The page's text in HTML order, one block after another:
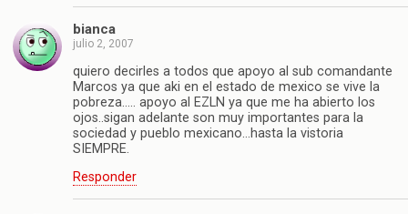
bianca
julio 2, 2007
quiero decirles a todos que apoyo al sub comandante
Marcos ya que aki en el estado de mexico se vive la
pobreza….. apoyo al EZLN ya que me ha abierto los
ojos..sigan adelante son muy importantes para la
sociedad y pueblo mexicano…hasta la vistoria
SIEMPRE.
Responder